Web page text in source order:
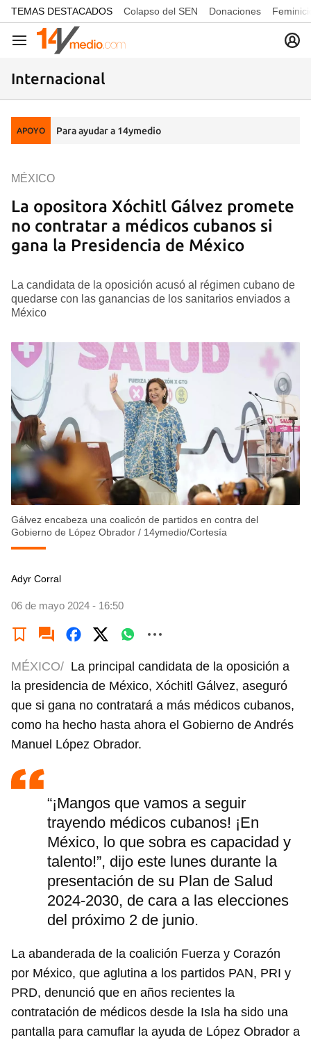
common.go-to-content
TEMAS DESTACADOS Colapso del SEN Donaciones
Navegación
Internacional
APOYO Para ayudar a 14ymedio
La opositora Xóchitl Gálvez promete
no contratar a médicos cubanos si
gana la Presidencia de México
MÉXICO
La candidata de la oposición acusó al régimen cubano de
quedarse con las ganancias de los sanitarios enviados a
México
Gálvez encabeza una coalicón de partidos en contra del
Gobierno de López Obrador / 14ymedio/Cortesía
Adyr Corral
06 de mayo 2024 - 16:50
MÉXICO/ La principal candidata de la oposición a
la presidencia de México, Xóchitl Gálvez, aseguró
que si gana no contratará a más médicos cubanos,
como ha hecho hasta ahora el Gobierno de Andrés
Manuel López Obrador.
“¡Mangos que vamos a seguir
trayendo médicos cubanos! ¡En
México, lo que sobra es capacidad y
talento!”, dijo este lunes durante la
presentación de su Plan de Salud
2024-2030, de cara a las elecciones
del próximo 2 de junio.
La abanderada de la coalición Fuerza y Corazón
por México, que aglutina a los partidos PAN, PRI y
PRD, denunció que en años recientes la
contratación de médicos desde la Isla ha sido una
pantalla para camuflar la ayuda de López Obrador a